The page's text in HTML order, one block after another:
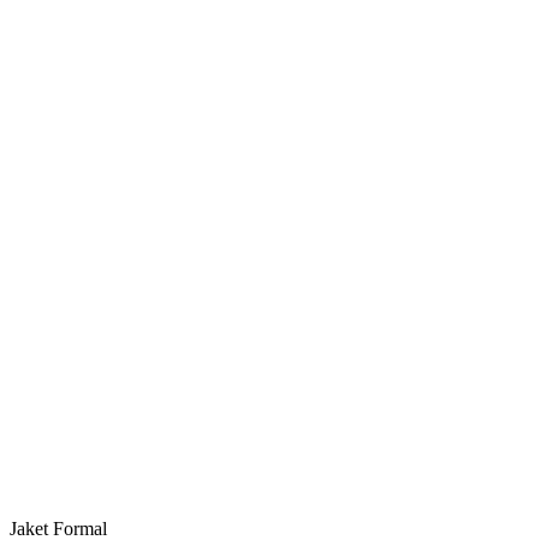
Jaket Formal